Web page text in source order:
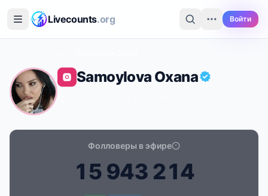
Livecounts.org Войти
Samoylova Oxana
Фолловеры в эфире
1 5 943 214